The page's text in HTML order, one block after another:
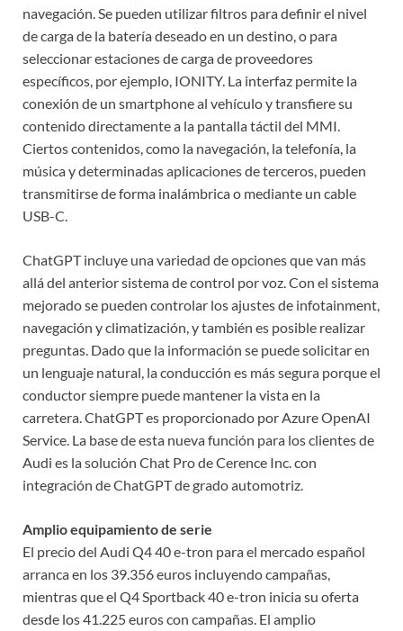
navegación. Se pueden utilizar filtros para definir el nivel
de carga de la batería deseado en un destino, o para
seleccionar estaciones de carga de proveedores
específicos, por ejemplo, IONITY. La interfaz permite la
conexión de un smartphone al vehículo y transfiere su
contenido directamente a la pantalla táctil del MMI.
Ciertos contenidos, como la navegación, la telefonía, la
música y determinadas aplicaciones de terceros, pueden
transmitirse de forma inalámbrica o mediante un cable
USB-C.
ChatGPT incluye una variedad de opciones que van más
allá del anterior sistema de control por voz. Con el sistema
mejorado se pueden controlar los ajustes de infotainment,
navegación y climatización, y también es posible realizar
preguntas. Dado que la información se puede solicitar en
un lenguaje natural, la conducción es más segura porque el
conductor siempre puede mantener la vista en la
carretera. ChatGPT es proporcionado por Azure OpenAI
Service. La base de esta nueva función para los clientes de
Audi es la solución Chat Pro de Cerence Inc. con
integración de ChatGPT de grado automotriz.
Amplio equipamiento de serie
El precio del Audi Q4 40 e-tron para el mercado español
arranca en los 39.356 euros incluyendo campañas,
mientras que el Q4 Sportback 40 e-tron inicia su oferta
desde los 41.225 euros con campañas. El amplio